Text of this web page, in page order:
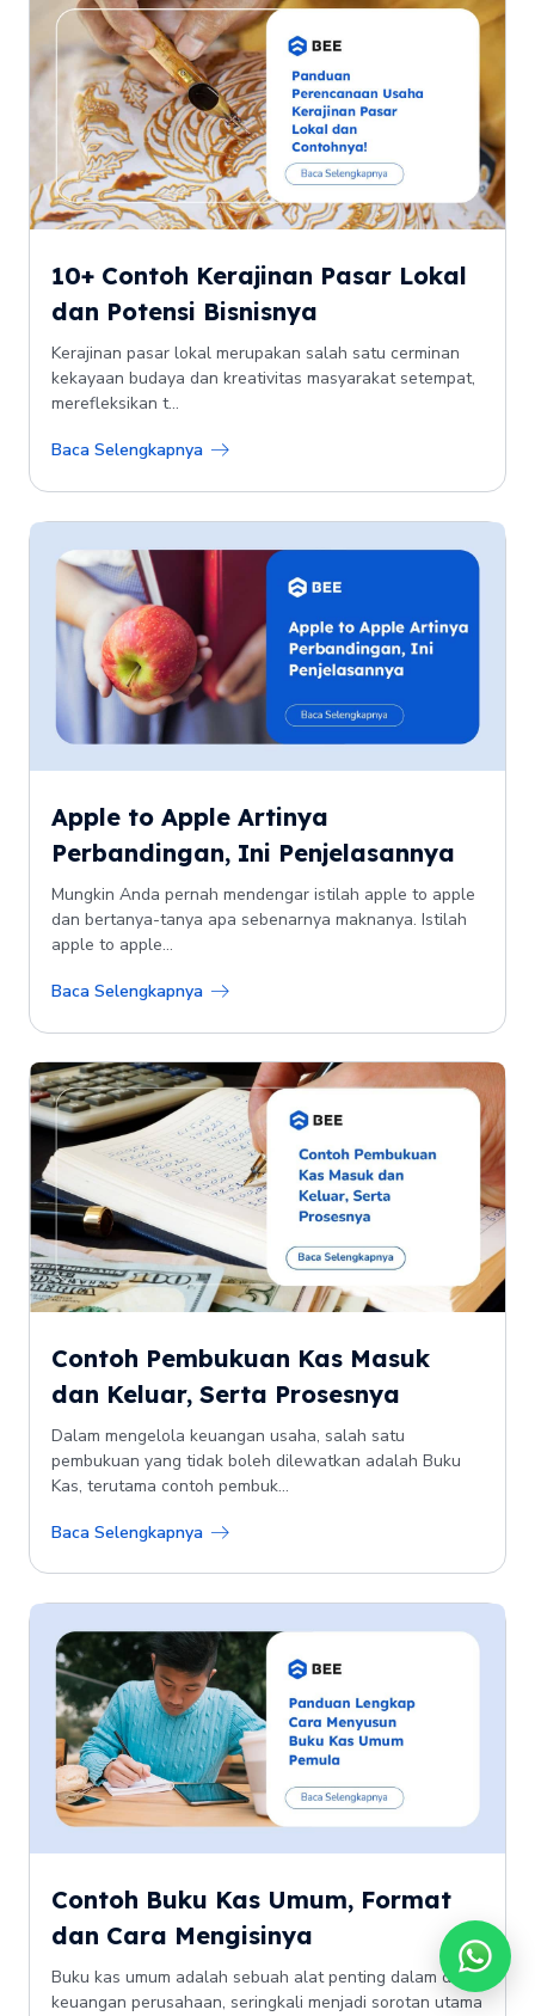
10+ Contoh Kerajinan Pasar Lokal
dan Potensi Bisnisnya
Kerajinan pasar lokal merupakan salah satu cerminan
kekayaan budaya dan kreativitas masyarakat setempat,
merefleksikan t...
Baca Selengkapnya
Apple to Apple Artinya
Perbandingan, Ini Penjelasannya
Mungkin Anda pernah mendengar istilah apple to apple
dan bertanya-tanya apa sebenarnya maknanya. Istilah
apple to apple...
Baca Selengkapnya
Contoh Pembukuan Kas Masuk
dan Keluar, Serta Prosesnya
Dalam mengelola keuangan usaha, salah satu
pembukuan yang tidak boleh dilewatkan adalah Buku
Kas, terutama contoh pembuk...
Baca Selengkapnya
Contoh Buku Kas Umum, Format
dan Cara Mengisinya
Buku kas umum adalah sebuah alat penting dalam dunia
keuangan perusahaan, seringkali menjadi sorotan utama